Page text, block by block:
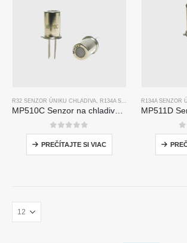
R32 SENZOR ÚNIKU CHLADIVA, R134A SENZOR ÚNIKU CHLADIVA
MP510C Senzor na chladivo na chladivo | Detekcia úniku Freon s vysokou citlivosťou pre R32, R134A, R410A, R290
0z 5
PREČÍTAJTE SI VIAC
R134A SENZOR
0